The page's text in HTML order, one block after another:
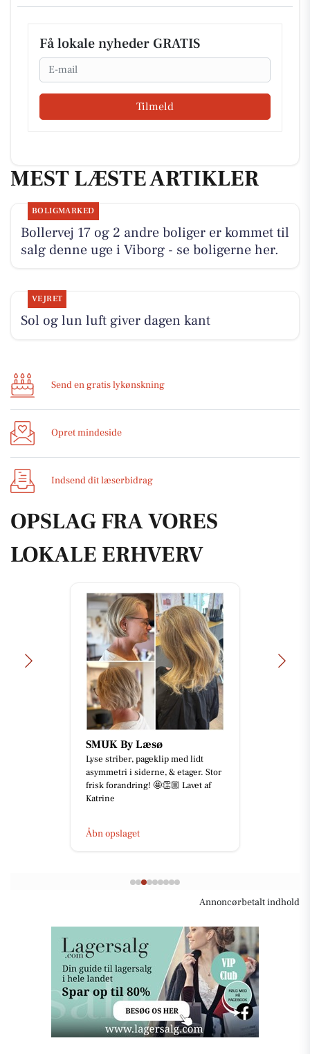
Få lokale nyheder GRATIS
Email
Tilmeld
MEST LÆSTE ARTIKLER
BOLIGMARKED
Bollervej 17 og 2 andre boliger er kommet til
salg denne uge i Viborg - se boligerne her.
VEJRET
Sol og lun luft giver dagen kant
Send en gratis lykønskning
Opret mindeside
Indsend dit læserbidrag
OPSLAG FRA VORES
LOKALE ERHVERV
SMUK By Læsø
Lyse striber, pageklip med lidt
asymmetri i siderne, & etager. Stor
frisk forandring! 🤩👏🏼 Lavet af
Katrine
Åbn opslaget
Annoncørbetalt indhold